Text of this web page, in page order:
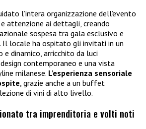
l’intera organizzazione dell’evento
attenzione ai dettagli, creando
sospesa tra gala esclusivo e
Il locale ha ospitato gli invitati in un
dinamico, arricchito da luci
contemporaneo e una vista
milanese. L’esperienza sensoriale
, grazie anche a un buffet
di vini di alto livello.
tra imprenditoria e volti noti